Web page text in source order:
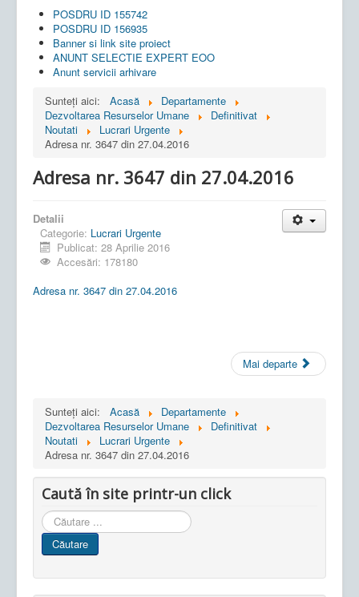
POSDRU ID 155742
POSDRU ID 156935
Banner si link site proiect
ANUNT SELECTIE EXPERT EOO
Anunt servicii arhivare
Sunteți aici:
Acasă
Departamente
Dezvoltarea Resurselor Umane
Definitivat
Noutati
Lucrari Urgente
Adresa nr. 3647 din 27.04.2016
Adresa nr. 3647 din 27.04.2016
Detalii
Categorie: Lucrari Urgente
Publicat: 28 Aprilie 2016
Accesări: 178180
Adresa nr. 3647 din 27.04.2016
Mai departe
Sunteți aici: Acasă
Departamente
Dezvoltarea Resurselor Umane
Definitivat
Noutati
Lucrari Urgente
Adresa nr. 3647 din 27.04.2016
Caută în site printr-un click
Cauta
in
site
Căutare